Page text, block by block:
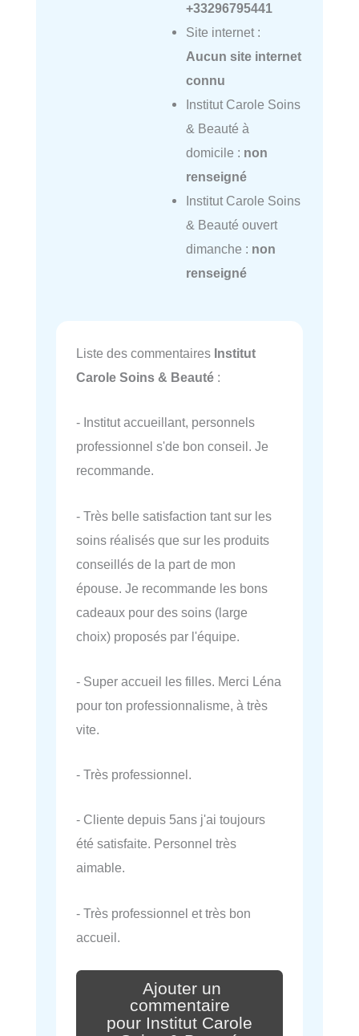
+33296795441
Site internet :
Aucun site internet
connu
Institut Carole Soins
& Beauté à
domicile : non
renseigné
Institut Carole Soins
& Beauté ouvert
dimanche : non
renseigné
Liste des commentaires Institut
Carole Soins & Beauté :
- Institut accueillant, personnels
professionnel s'de bon conseil. Je
recommande.
- Très belle satisfaction tant sur les
soins réalisés que sur les produits
conseillés de la part de mon
épouse. Je recommande les bons
cadeaux pour des soins (large
choix) proposés par l'équipe.
- Super accueil les filles. Merci Léna
pour ton professionnalisme, à très
vite.
- Très professionnel.
- Cliente depuis 5ans j'ai toujours
été satisfaite. Personnel très
aimable.
- Très professionnel et très bon
accueil.
Ajouter un
commentaire
pour Institut Carole